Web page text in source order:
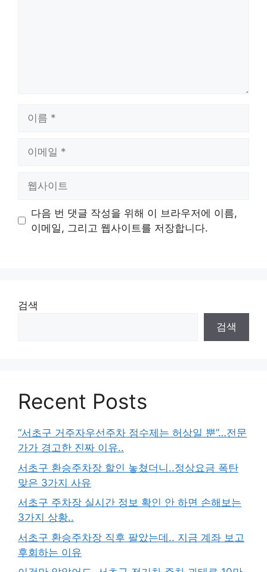
트
다음 번 댓글 작성을 위해 이 브라우저에 이름,
이메일, 그리고 웹사이트를 저장합니다.
검색
검색
Recent Posts
“서초구 거주자우선주차 점수제는 허상일 뿐”…전문
가가 경고한 진짜 이유..
서초구 환승주차장 할인 놓쳤더니..정상요금 폭탄
맞은 3가지 사유
서초구 주차장 실시간 정보 확인 안 하면 손해보는
3가지 상황..
서초구 환승주차장 직후 팔았는데.. 지금 계좌 보고
후회하는 이유